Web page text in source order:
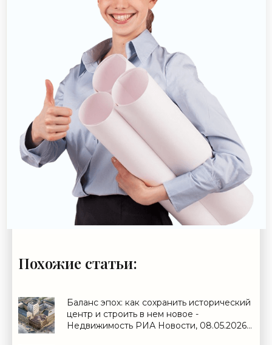
Похожие статьи:
Баланс эпох: как сохранить исторический
центр и строить в нем новое -
Недвижимость РИА Новости, 08.05.2026 -